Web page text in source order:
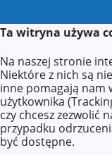
Ta witryna używa
Na naszej stronie
Niektóre z nich są
inne pomagają nam
użytkownika
czy chcesz zezwolić
przypadku
być dostępne.